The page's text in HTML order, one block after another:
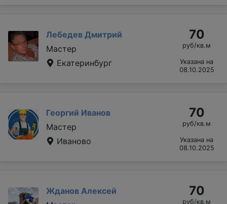
Лебедев Дмитрий
Мастер
Екатеринбург
70
руб/кв.м
Указана на
08.10.2025
Георгий Иванов
Мастер
Иваново
70
руб/кв.м
Указана на
08.10.2025
Жданов Алексей
70
руб/кв.м